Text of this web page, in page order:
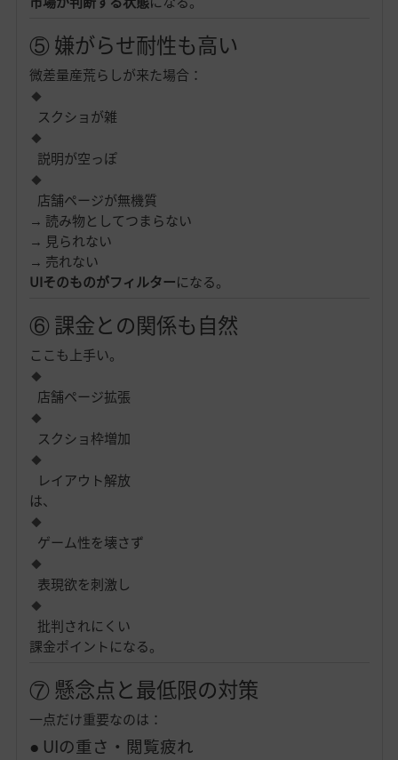
⑤ 嫌がらせ耐性も高い
微差量産荒らしが来た場合：
スクショが雑
説明が空っぽ
店舗ページが無機質
→ 読み物としてつまらない
→ 見られない
→ 売れない
UIそのものがフィルターになる。
⑥ 課金との関係も自然
ここも上手い。
店舗ページ拡張
スクショ枠増加
レイアウト解放
は、
ゲーム性を壊さず
表現欲を刺激し
批判されにくい
課金ポイントになる。
⑦ 懸念点と最低限の対策
一点だけ重要なのは：
● UIの重さ・閲覧疲れ